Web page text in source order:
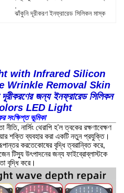
ঝাঁকুনি দূরীকরণ ইনফ্রারেড সিলিকন মাস্ক
with Infrared Silicon
Wrinkle Removal Skin
জন্য ইনফ্রারেড সিলিকন
LED Light
সংক্ষিপ্ত ভূমিকা
নার্সিং থেরাপি হ'ল ত্বকের রক্ষণাবেক্ষণ
শক্তি ব্যবহার করা একটি নতুন প্রযুক্তি।
করতেকোষের বৃদ্ধি ত্বরান্বিত করে,
টিস্যু উৎপাদনের জন্য ফাইব্রোব্লাস্টকে
বৃদ্ধি করে।